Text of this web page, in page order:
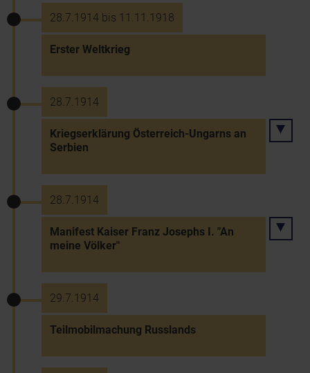
28.7.1914 bis 11.11.1918
Erster Weltkrieg
28.7.1914
Kriegserklärung Österreich-Ungarns an
Serbien
28.7.1914
Manifest Kaiser Franz Josephs I. "An
meine Völker"
29.7.1914
Teilmobilmachung Russlands